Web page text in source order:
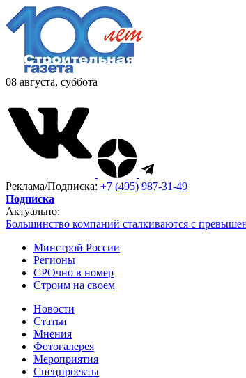
08 августа, суббота
Реклама/Подписка: +7 (495) 987-31-49
Подписка
Актуально:
Большинство компаний сталкиваются с
Минстрой России
Регионы
СРОчно в номер
Строим на своем
Новости
Статьи
Мнения
Фотогалерея
Мероприятия
Спецпроекты